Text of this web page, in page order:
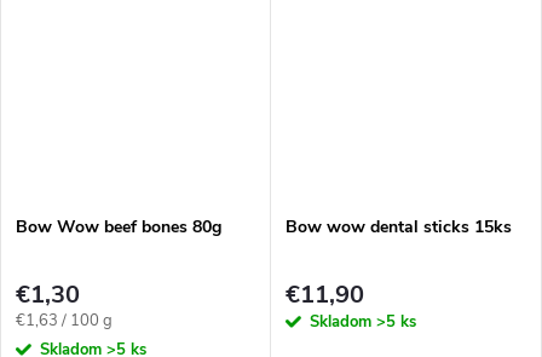
Bow Wow beef bones 80g
€1,30
Jednotková
cena:
€1,63 / 100 g
Skladom >5 ks
Bow wow dental sticks 15ks
€11,90
Skladom >5 ks